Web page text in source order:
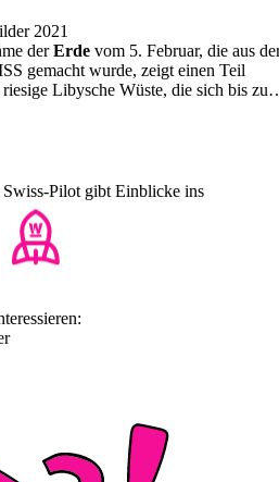
2021
derErde vom 5. Februar, die aus
gemacht wurde, zeigt einen Teil
Libysche Wüste, die sich bis
Ohne das Blau des Meeres könnte
ein Bild unseres Nachbarplaneten
Pilot gibt Einblicke ins